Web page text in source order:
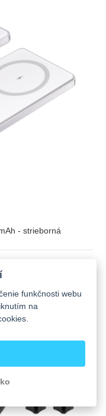
- strieborná
funkčnosti webu
na